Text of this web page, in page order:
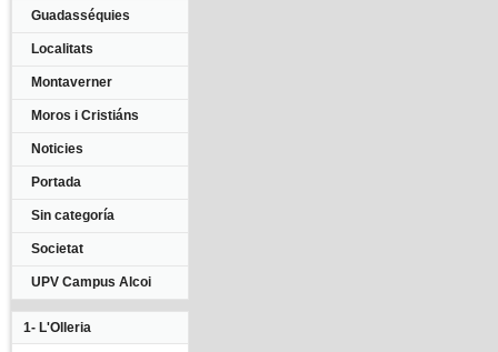
Guadasséquies
Localitats
Montaverner
Moros i Cristiáns
Noticies
Portada
Sin categoría
Societat
UPV Campus Alcoi
1- L'Olleria